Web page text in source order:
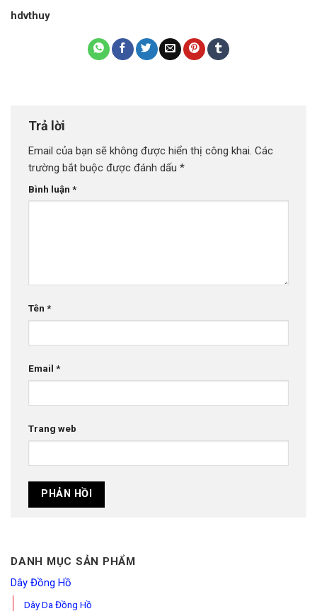
hdvthuy
Trả lời
Email của bạn sẽ không được hiển thị công khai. Các
trường bắt buộc được đánh dấu *
Bình luận *
Tên *
Email *
Trang web
DANH MỤC SẢN PHẨM
Dây Đồng Hồ
Dây Da Đồng Hồ